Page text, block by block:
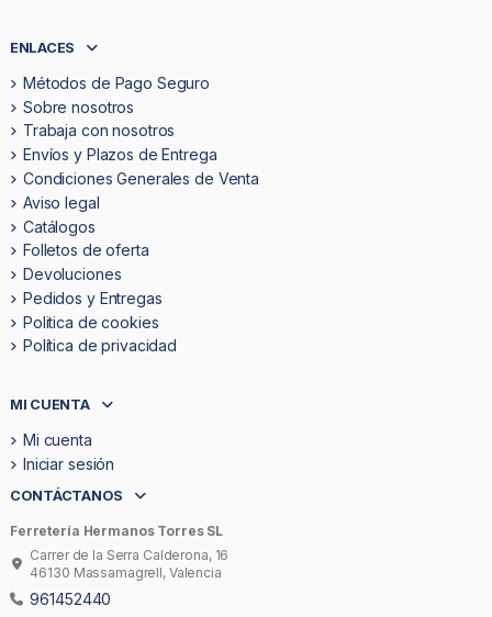
ENLACES
Métodos de Pago Seguro
Sobre nosotros
Trabaja con nosotros
Envíos y Plazos de Entrega
Condiciones Generales de Venta
Aviso legal
Catálogos
Folletos de oferta
Devoluciones
Pedidos y Entregas
Politica de cookies
Política de privacidad
MI CUENTA
Mi cuenta
Iniciar sesión
CONTÁCTANOS
Ferretería Hermanos Torres SL
Carrer de la Serra Calderona, 16
46130 Massamagrell, Valencia
961452440